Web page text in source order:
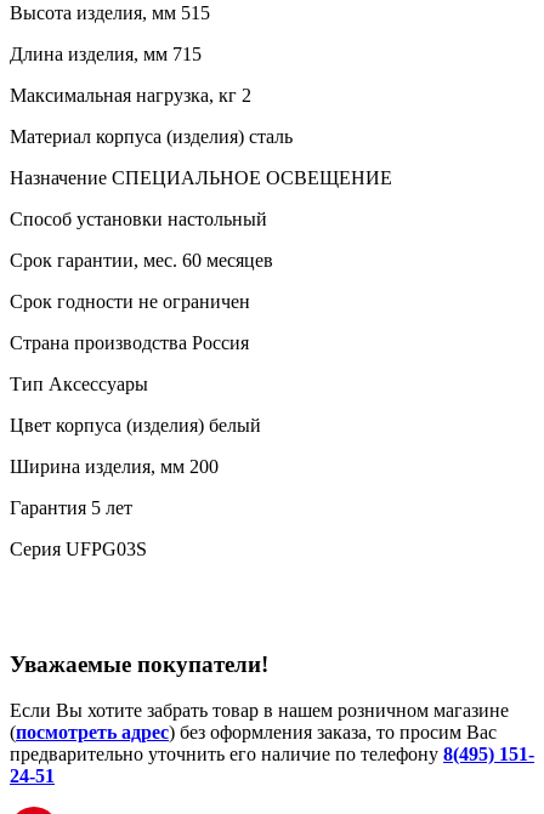
Высота изделия, мм 515
Длина изделия, мм 715
Максимальная нагрузка, кг 2
Материал корпуса (изделия) сталь
Назначение СПЕЦИАЛЬНОЕ ОСВЕЩЕНИЕ
Способ установки настольный
Срок гарантии, мес. 60 месяцев
Срок годности не ограничен
Страна производства Россия
Тип Аксессуары
Цвет корпуса (изделия) белый
Ширина изделия, мм 200
Гарантия 5 лет
Серия UFPG03S
Уважаемые покупатели!
Если Вы хотите забрать товар в нашем розничном магазине
(посмотреть адрес) без оформления заказа, то просим Вас
предварительно уточнить его наличие по телефону 8(495) 151-
24-51